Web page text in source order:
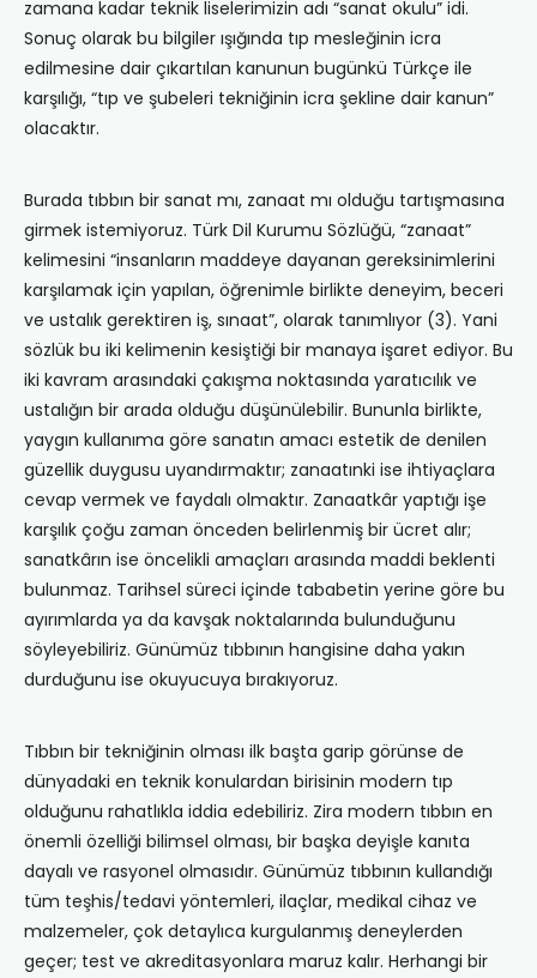
zamana kadar teknik liselerimizin adı “sanat okulu” idi.
Sonuç olarak bu bilgiler ışığında tıp mesleğinin icra
edilmesine dair çıkartılan kanunun bugünkü Türkçe ile
karşılığı, “tıp ve şubeleri tekniğinin icra şekline dair kanun”
olacaktır.
Burada tıbbın bir sanat mı, zanaat mı olduğu tartışmasına
girmek istemiyoruz. Türk Dil Kurumu Sözlüğü, “zanaat”
kelimesini “insanların maddeye dayanan gereksinimlerini
karşılamak için yapılan, öğrenimle birlikte deneyim, beceri
ve ustalık gerektiren iş, sınaat”, olarak tanımlıyor (3). Yani
sözlük bu iki kelimenin kesiştiği bir manaya işaret ediyor. Bu
iki kavram arasındaki çakışma noktasında yaratıcılık ve
ustalığın bir arada olduğu düşünülebilir. Bununla birlikte,
yaygın kullanıma göre sanatın amacı estetik de denilen
güzellik duygusu uyandırmaktır; zanaatınki ise ihtiyaçlara
cevap vermek ve faydalı olmaktır. Zanaatkâr yaptığı işe
karşılık çoğu zaman önceden belirlenmiş bir ücret alır;
sanatkârın ise öncelikli amaçları arasında maddi beklenti
bulunmaz. Tarihsel süreci içinde tababetin yerine göre bu
ayırımlarda ya da kavşak noktalarında bulunduğunu
söyleyebiliriz. Günümüz tıbbının hangisine daha yakın
durduğunu ise okuyucuya bırakıyoruz.
Tıbbın bir tekniğinin olması ilk başta garip görünse de
dünyadaki en teknik konulardan birisinin modern tıp
olduğunu rahatlıkla iddia edebiliriz. Zira modern tıbbın en
önemli özelliği bilimsel olması, bir başka deyişle kanıta
dayalı ve rasyonel olmasıdır. Günümüz tıbbının kullandığı
tüm teşhis/tedavi yöntemleri, ilaçlar, medikal cihaz ve
malzemeler, çok detaylıca kurgulanmış deneylerden
geçer; test ve akreditasyonlara maruz kalır. Herhangi bir